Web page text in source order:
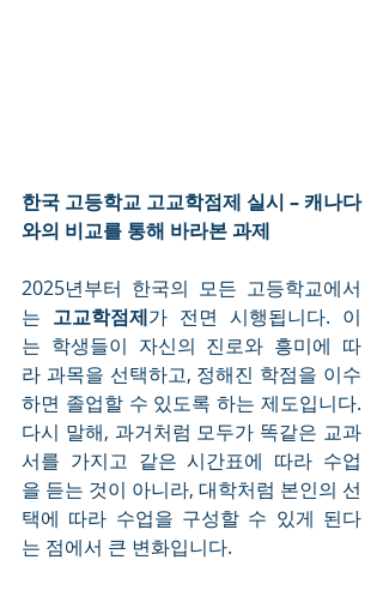
한국 고등학교 고교학점제 실시 – 캐나다
와의 비교를 통해 바라본 과제
2025년부터 한국의 모든 고등학교에서
는 고교학점제가 전면 시행됩니다. 이
는 학생들이 자신의 진로와 흥미에 따
라 과목을 선택하고, 정해진 학점을 이수
하면 졸업할 수 있도록 하는 제도입니다.
다시 말해, 과거처럼 모두가 똑같은 교과
서를 가지고 같은 시간표에 따라 수업
을 듣는 것이 아니라, 대학처럼 본인의 선
택에 따라 수업을 구성할 수 있게 된다
는 점에서 큰 변화입니다.